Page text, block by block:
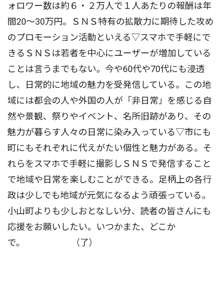
ォロワー数は約６・２万人で１人あたりの報酬は年
間20〜30万円。ＳＮＳ特有の拡散力に期待した攻め
のプロモーション活動といえる▽スマホで手軽にで
きるＳＮＳは若者を中心にユーザーが増加している
ことは言うまでもない。今や60代や70代にも浸透
し、日常的に地域の魅力を受発信している。この地
域には都会の人や外国の人が「非日常」を感じる自
然や景観、祭りやイベント、名所旧跡があり、その
魅力が暮らす人々の日常に染み入っている▽市にも
町にもそれぞれに代えがたい個性と魅力がある。そ
れらをスマホで手軽に撮影しＳＮＳで発信すること
で地域や日常を楽しむことができる。足柄上の各行
政は少しでも地域が元気になるよう頑張っている。
小山町よりも少しおとなしい分、読者の皆さんにも
応援をお願いしたい。いつかまた、どこか
で。 （了）